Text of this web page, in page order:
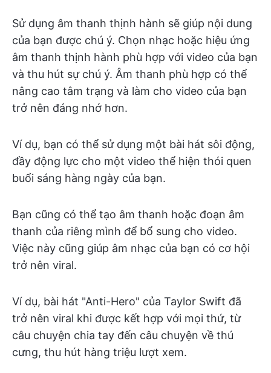
Sử dụng âm thanh thịnh hành sẽ giúp nội dung
của bạn được chú ý. Chọn nhạc hoặc hiệu ứng
âm thanh thịnh hành phù hợp với video của bạn
và thu hút sự chú ý. Âm thanh phù hợp có thể
nâng cao tâm trạng và làm cho video của bạn
trở nên đáng nhớ hơn.
Ví dụ, bạn có thể sử dụng một bài hát sôi động,
đầy động lực cho một video thể hiện thói quen
buổi sáng hàng ngày của bạn.
Bạn cũng có thể tạo âm thanh hoặc đoạn âm
thanh của riêng mình để bổ sung cho video.
Việc này cũng giúp âm nhạc của bạn có cơ hội
trở nên viral.
Ví dụ, bài hát "Anti-Hero" của Taylor Swift đã
trở nên viral khi được kết hợp với mọi thứ, từ
câu chuyện chia tay đến câu chuyện về thú
cưng, thu hút hàng triệu lượt xem.